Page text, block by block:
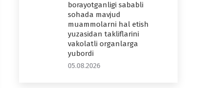
borayotganligi sababli
sohada mavjud
muammolarni hal etish
yuzasidan takliflarini
vakolatli organlarga
yubordi
05.08.2026